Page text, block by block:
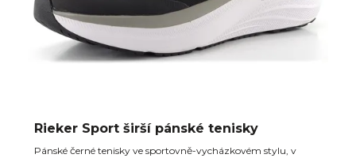
Rieker Sport širší pánské tenisky
Pánské černé tenisky ve sportovně-vycházkovém stylu, v